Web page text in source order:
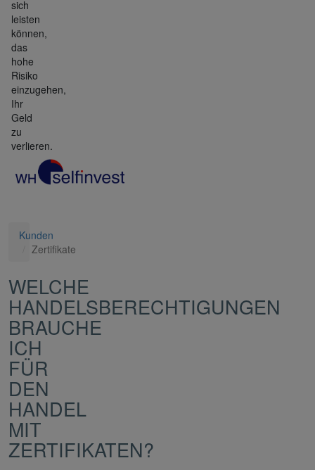
sich
leisten
können,
das
hohe
Risiko
einzugehen,
Ihr
Geld
zu
verlieren.
Kunden
Zertifikate
WELCHE
HANDELSBERECHTIGUNGEN
BRAUCHE
ICH
FÜR
DEN
HANDEL
MIT
ZERTIFIKATEN?